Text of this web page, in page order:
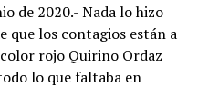
de 2020.- Nada lo hizo
que los contagios están a
rojo Quirino Ordaz
lo que faltaba en